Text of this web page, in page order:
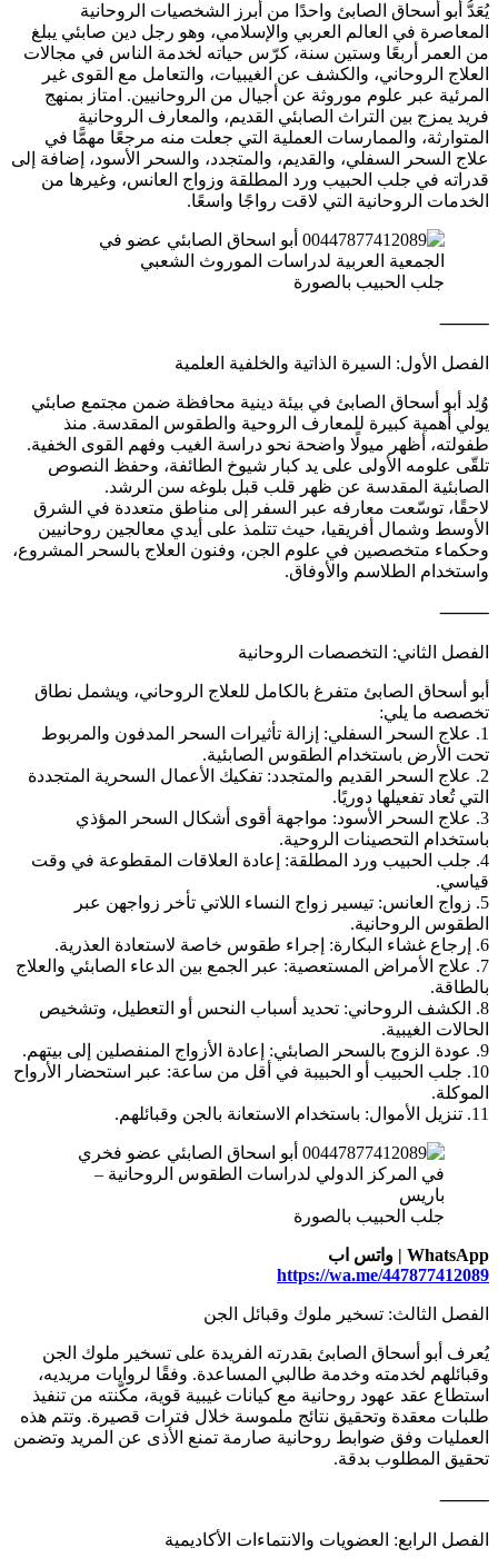
يُعَدُّ أبو أسحاق الصابئ واحدًا من أبرز الشخصيات الروحانية
المعاصرة في العالم العربي والإسلامي، وهو رجل دين صابئي يبلغ
من العمر أربعًا وستين سنة، كرّس حياته لخدمة الناس في مجالات
العلاج الروحاني، والكشف عن الغيبيات، والتعامل مع القوى غير
المرئية عبر علوم موروثة عن أجيال من الروحانيين. امتاز بمنهج
فريد يمزج بين التراث الصابئي القديم، والمعارف الروحانية
المتوارثة، والممارسات العملية التي جعلت منه مرجعًا مهمًّا في
علاج السحر السفلي، والقديم، والمتجدد، والسحر الأسود، إضافة إلى
قدراته في جلب الحبيب ورد المطلقة وزواج العانس، وغيرها من
الخدمات الروحانية التي لاقت رواجًا واسعًا.
جلب الحبيب بالصورة
⸻
الفصل الأول: السيرة الذاتية والخلفية العلمية
وُلِد أبو أسحاق الصابئ في بيئة دينية محافظة ضمن مجتمع صابئي
يولي أهمية كبيرة للمعارف الروحية والطقوس المقدسة. منذ
طفولته، أظهر ميولًا واضحة نحو دراسة الغيب وفهم القوى الخفية.
تلقّى علومه الأولى على يد كبار شيوخ الطائفة، وحفظ النصوص
الصابئية المقدسة عن ظهر قلب قبل بلوغه سن الرشد.
لاحقًا، توسّعت معارفه عبر السفر إلى مناطق متعددة في الشرق
الأوسط وشمال أفريقيا، حيث تتلمذ على أيدي معالجين روحانيين
وحكماء متخصصين في علوم الجن، وفنون العلاج بالسحر المشروع،
واستخدام الطلاسم والأوفاق.
⸻
الفصل الثاني: التخصصات الروحانية
أبو أسحاق الصابئ متفرغ بالكامل للعلاج الروحاني، ويشمل نطاق
تخصصه ما يلي:
1. علاج السحر السفلي: إزالة تأثيرات السحر المدفون والمربوط
تحت الأرض باستخدام الطقوس الصابئية.
2. علاج السحر القديم والمتجدد: تفكيك الأعمال السحرية المتجددة
التي تُعاد تفعيلها دوريًا.
3. علاج السحر الأسود: مواجهة أقوى أشكال السحر المؤذي
باستخدام التحصينات الروحية.
4. جلب الحبيب ورد المطلقة: إعادة العلاقات المقطوعة في وقت
قياسي.
5. زواج العانس: تيسير زواج النساء اللاتي تأخر زواجهن عبر
الطقوس الروحانية.
6. إرجاع غشاء البكارة: إجراء طقوس خاصة لاستعادة العذرية.
7. علاج الأمراض المستعصية: عبر الجمع بين الدعاء الصابئي والعلاج
بالطاقة.
8. الكشف الروحاني: تحديد أسباب النحس أو التعطيل، وتشخيص
الحالات الغيبية.
9. عودة الزوج بالسحر الصابئي: إعادة الأزواج المنفصلين إلى بيتهم.
10. جلب الحبيب أو الحبيبة في أقل من ساعة: عبر استحضار الأرواح
الموكلة.
11. تنزيل الأموال: باستخدام الاستعانة بالجن وقبائلهم.
جلب الحبيب بالصورة
WhatsApp | واتس اب
https://wa.me/447877412089
الفصل الثالث: تسخير ملوك وقبائل الجن
يُعرف أبو أسحاق الصابئ بقدرته الفريدة على تسخير ملوك الجن
وقبائلهم لخدمته وخدمة طالبي المساعدة. وفقًا لروايات مريديه،
استطاع عقد عهود روحانية مع كيانات غيبية قوية، مكّنته من تنفيذ
طلبات معقدة وتحقيق نتائج ملموسة خلال فترات قصيرة. وتتم هذه
العمليات وفق ضوابط روحانية صارمة تمنع الأذى عن المريد وتضمن
تحقيق المطلوب بدقة.
⸻
الفصل الرابع: العضويات والانتماءات الأكاديمية